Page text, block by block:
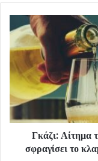
Γκάζι: Αίτημα
σφραγίσει το